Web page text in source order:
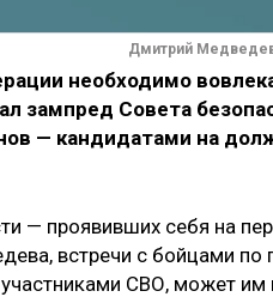
Дмитрий
необходимо
зампред Совета
— кандидатами на
— проявивших себя на
встречи с бойцами по
СВО, может им